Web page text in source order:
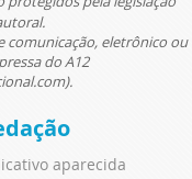
eletrônico ou
do A12
aparecida